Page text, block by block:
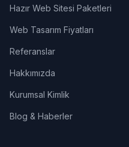
Hazır Web Sitesi Paketleri
Web Tasarım Fiyatları
Referanslar
Hakkımızda
Kurumsal Kimlik
Blog & Haberler